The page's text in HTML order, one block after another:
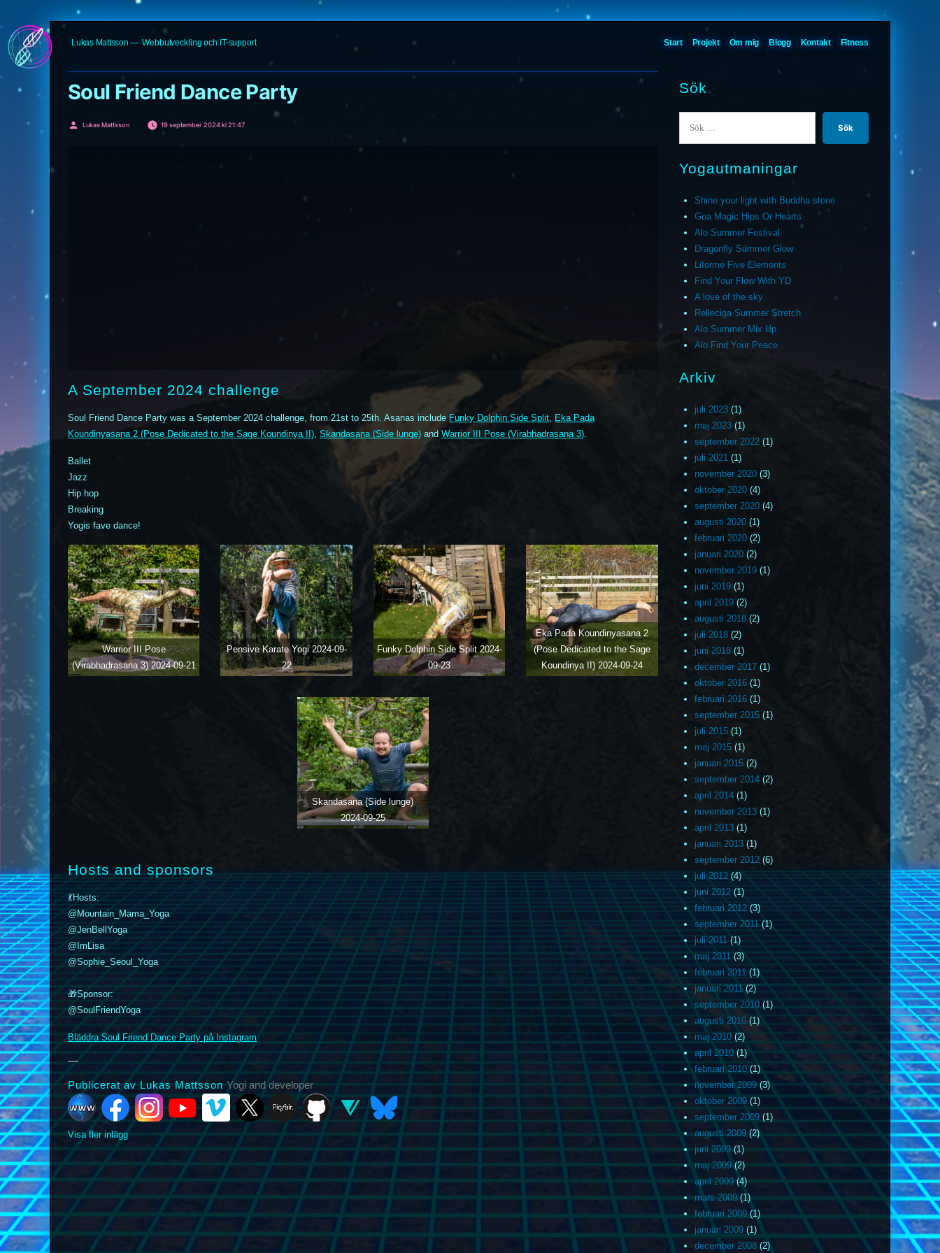
Hoppa
till
Lukas Mattsson Webbutveckling och IT-support Start Projekt Om mig Blogg Kontakt Fitness
Soul Friend Dance Party
Publicerat
Lukas Mattsson 19 september 2024 kl 21:47
A September 2024 challenge
Soul Friend Dance Party was a September 2024 challenge, from 21st to 25th. Asanas includeFunky Dolphin Side Split, Eka Pada
Koundinyasana 2 (Pose Dedicated to the Sage Koundinya II), Skandasana (Side lunge) and Warrior III Pose (Virabhadrasana 3).
Ballet
Jazz
Hip hop
Breaking
Yogis fave dance!
Warrior III Pose
(Virabhadrasana 3) 2024-09-21
Pensive Karate Yogi2024-09-
22
Funky Dolphin Side Split2024-
09-23
Eka Pada Koundinyasana 2
(Pose Dedicated to the Sage
Koundinya II)2024-09-24
Skandasana (Side lunge)
2024-09-25
Hosts and sponsors
💃Hosts:
@Mountain_Mama_Yoga
@JenBellYoga
@ImLisa
@Sophie_Seoul_Yoga
🎁Sponsor:
@SoulFriendYoga
Bläddra Soul Friend Dance Party på Instagram
Publicerat av Lukas MattssonYogi and developer
YouTubeVimeo X Picfair Github Vero Bluesky
Visa fler inlägg
Sök
Yogautmaningar
Shine your light with Buddha stone
Goa Magic Hips Or Hearts
Alo Summer Festival
Dragonfly Summer Glow
Liforme Five Elements
Find Your Flow With YD
A love of the sky
Relleciga Summer Stretch
Alo Summer Mix Up
Alo Find Your Peace
Arkiv
juli 2023(1)
maj 2023(1)
september 2022(1)
juli 2021(1)
november 2020(3)
oktober 2020(4)
september 2020(4)
augusti 2020(1)
februari 2020(2)
januari 2020(2)
november 2019(1)
juni 2019(1)
april 2019(2)
augusti 2018(2)
juli 2018(2)
juni 2018(1)
december 2017(1)
oktober 2016(1)
februari 2016(1)
september 2015(1)
juli 2015(1)
maj 2015(1)
januari 2015(2)
september 2014(2)
april 2014(1)
november 2013(1)
april 2013(1)
januari 2013(1)
september 2012(6)
juli 2012(4)
juni 2012(1)
februari 2012(3)
september 2011(1)
juli 2011(1)
maj 2011(3)
februari 2011(1)
januari 2011(2)
september 2010(1)
augusti 2010(1)
maj 2010(2)
april 2010(1)
februari 2010(1)
november 2009(3)
oktober 2009(1)
september 2009(1)
augusti 2009(2)
juni 2009(1)
maj 2009(2)
april 2009(4)
mars 2009(1)
februari 2009(1)
januari 2009(1)
december 2008(2)